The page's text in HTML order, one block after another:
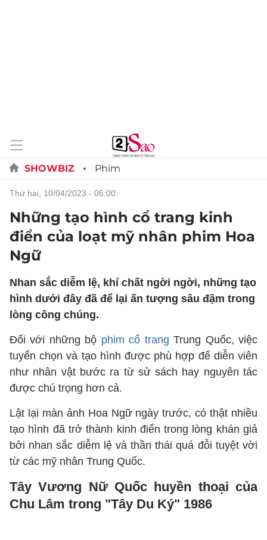
SHOWBIZ Phim
thứ hai, 10/04/2023 - 06:00
Những tạo hình cổ trang kinh
điển của loạt mỹ nhân phim Hoa
Ngữ
Nhan sắc diễm lệ, khí chất ngời ngời, những tạo
hình dưới đây đã để lại ấn tượng sâu đậm trong
lòng công chúng.
Đối với những bộ phim cổ trang Trung Quốc, việc
tuyển chọn và tạo hình được phù hợp để diễn viên
như nhân vật bước ra từ sử sách hay nguyên tác
được chú trọng hơn cả.
Lật lại màn ảnh Hoa Ngữ ngày trước, có thật nhiều
tạo hình đã trở thành kinh điển trong lòng khán giả
bởi nhan sắc diễm lệ và thần thái quá đỗi tuyệt vời
từ các mỹ nhân Trung Quốc.
Tây Vương Nữ Quốc huyền thoại của
Chu Lâm trong "Tây Du Ký" 1986